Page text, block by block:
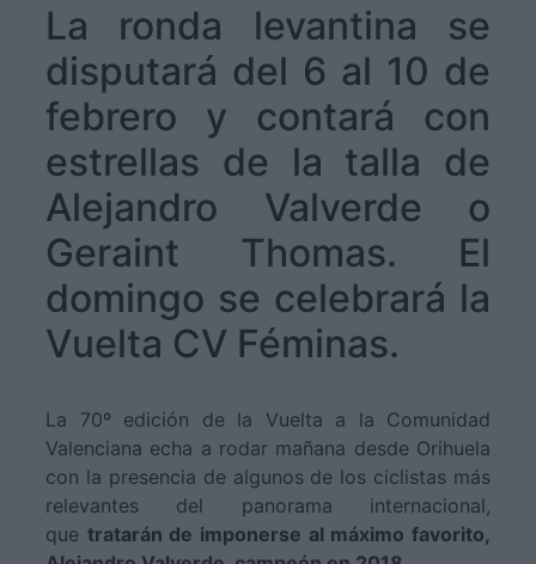
La ronda levantina se
disputará del 6 al 10 de
febrero y contará con
estrellas de la talla de
Alejandro Valverde o
Geraint Thomas. El
domingo se celebrará la
Vuelta CV Féminas.
La 70º edición de la Vuelta a la Comunidad
Valenciana echa a rodar mañana desde Orihuela
con la presencia de algunos de los ciclistas más
relevantes del panorama internacional,
que tratarán de imponerse al máximo favorito,